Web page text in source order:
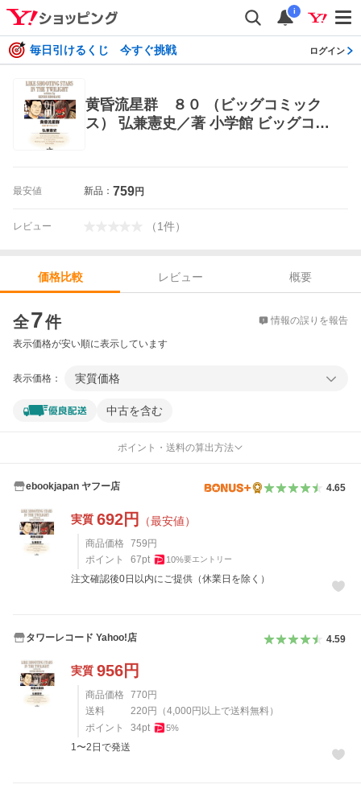
i
毎日引けるくじ 今すぐ挑戦 ログイン
黄昏流星群 ８０ （ビッグコミック
ス） 弘兼憲史／著 小学館 ビッグコミ
最安値 新品： 759円
レビュー （1件）
価格比較 レビュー
概要
全7件 情報の誤りを報告
表示価格が安い順に表示しています
表示価格： 実質価格
中古を含む
ポイント・送料の算出方法
ebookjapan ヤフー店 4.65
実質 692円 （最安値）
商品価格 759 円
ポイント
67pt 10%要エントリー
注文確認後0日以内にご提供（休業日を除く）
タワーレコード Yahoo!店 4.59
実質 956円
商品価格 770 円
送料
220 円 （4,000 円以上で送料無料）
ポイント
34pt 5%
1〜2日で発送